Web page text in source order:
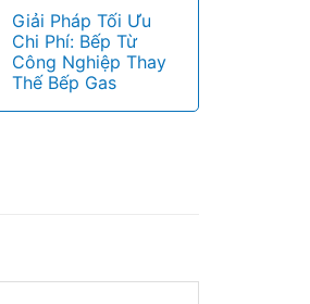
Giải Pháp Tối Ưu
Chi Phí: Bếp Từ
Công Nghiệp Thay
Thế Bếp Gas